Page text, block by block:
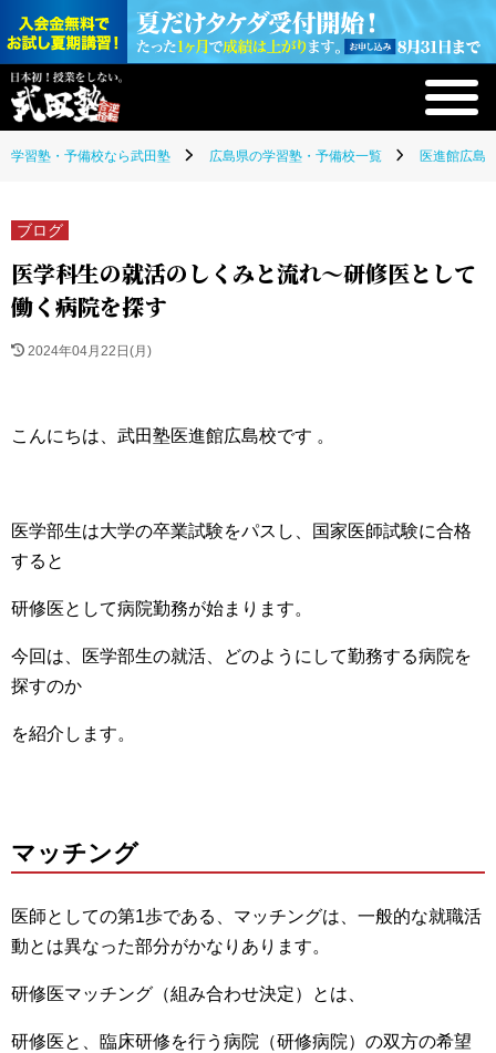
学習塾・予備校なら武田塾 広島県の学習塾・予備校一覧 医進館広島
ブログ
医学科生の就活のしくみと流れ～研修医として
働く病院を探す
2024年04月22日(月)
こんにちは、武田塾医進館広島校です 。
医学部生は大学の卒業試験をパスし、国家医師試験に合格
すると
研修医として病院勤務が始まります。
今回は、医学部生の就活、どのようにして勤務する病院を
探すのか
を紹介します。
マッチング
医師としての第1歩である、マッチングは、一般的な就職活
動とは異なった部分がかなりあります。
研修医マッチング（組み合わせ決定）とは、
研修医と、臨床研修を行う病院（研修病院）の双方の希望